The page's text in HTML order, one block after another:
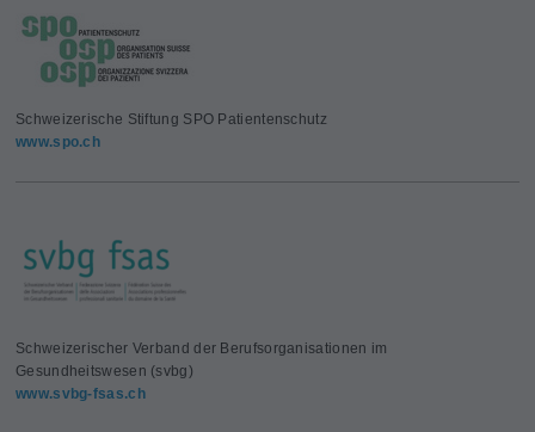
Schweizerische Stiftung SPO Patientenschutz
www.spo.ch
Schweizerischer Verband der Berufsorganisationen im
Gesundheitswesen (svbg)
www.svbg-fsas.ch